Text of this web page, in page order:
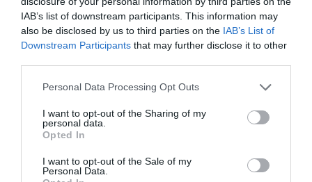
IAB’s list of downstream participants. This information may
also be disclosed by us to third parties on the IAB’s List of
Downstream Participants that may further disclose it to other
Personal Data Processing Opt Outs
I want to opt-out of the Sharing of my
personal data.
Opted In
I want to opt-out of the Sale of my
Personal Data.
φαναριώτικης παράδοσης με στοιχεία ηθογραφίας και
ψυχογραφικής διείσδυσης, καθώς επίσης επιδράσεις
από τα ευρωπαϊκά λογοτεχνικά ρεύματα της εποχής. Το
είδος στο οποίο διέπρεψε ήταν το διήγημα. Στα πιο
σημαντικά του διηγήματα συγκαταλέγονται: «Το
του αδελφού μου» (1883), «Το μόνον της ζωής του
ταξείδιον» (1884) και «Ο Μοσκώβ-Σελήμ» (1895).
Στον τάφο του Βιζυηνού είναι χαραγμένοι οι εξής
στίχοι του, που διάλεξε ο Κωστής Παλαμάς: